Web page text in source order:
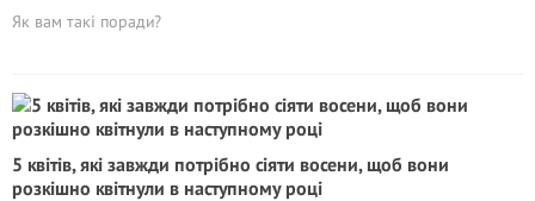
Як вам такі поради?
5 квітів, які завжди потрібно сіяти восени, щоб вони
розкішно квітнули в наступному році